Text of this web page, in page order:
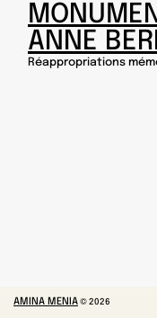
ANNE
Réappropriations
AMINA MENIA © 2026